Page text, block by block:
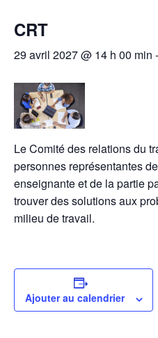
CRT
29 avril 2027 @ 14 h 00 min -
Le Comité des relations du
personnes représentantes
enseignante et de la partie
trouver des solutions aux
milieu de travail.
Ajouter au calendrier